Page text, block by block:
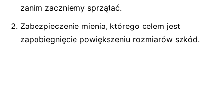
zanim zaczniemy sprzątać.
Zabezpieczenie mienia, którego celem jest
zapobiegnięcie powiększeniu rozmiarów szkód.